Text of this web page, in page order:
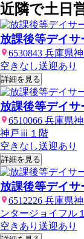
近隣で土日
放課後等デイ
6530843 兵庫県
空きなし送迎あり
詳細を見る
放課後等デイ
6510066 兵庫県
神戸ⅲ１階
空きなし送迎あり
詳細を見る
放課後等デイサ
6512226 兵庫県
ンタージョイフル
空きあり 送迎あり